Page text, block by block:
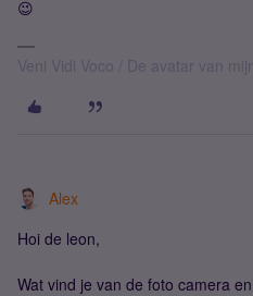
😉
Veni Vidi Voco / De avatar van
Alex
Hoi de leon,
Wat vind je van de foto camera